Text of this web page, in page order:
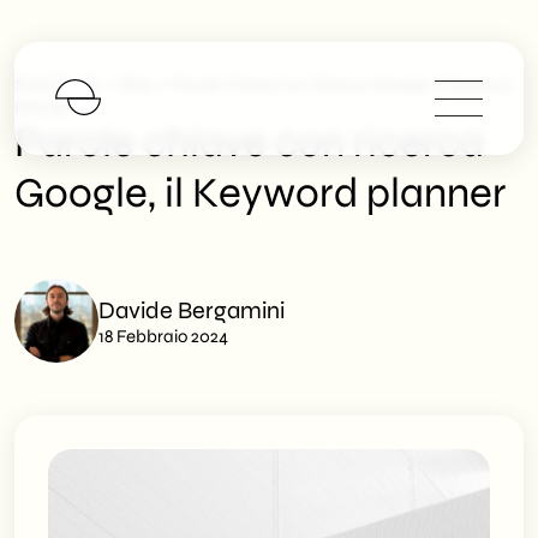
SHM Studio
Parole Chiave Con Ricerca Google, Il Keyword
Planner
Parole chiave con ricerca
Google, il Keyword planner
Davide Bergamini
18 Febbraio 2024